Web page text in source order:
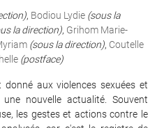
, Bodiou Lydie (sous la
la direction), Grihom Marie-
(sous la direction), Coutelle
(postface)
aux violences sexuées et
nouvelle actualité. Souvent
les gestes et actions contre le